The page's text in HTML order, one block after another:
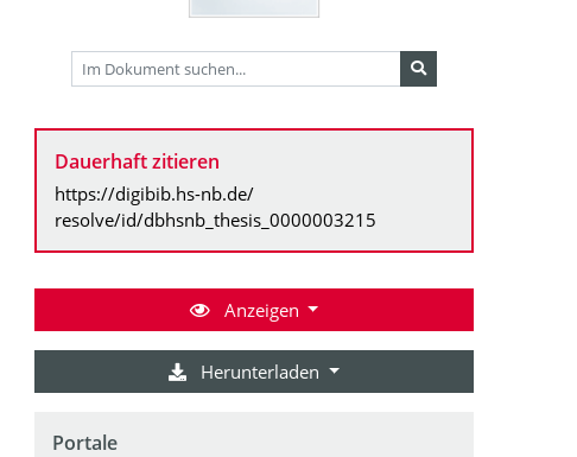
Dauerhaft zitieren
https://digibib.hs-nb.de/
resolve/id/dbhsnb_thesis_0000003215
Anzeigen
Herunterladen
Portale